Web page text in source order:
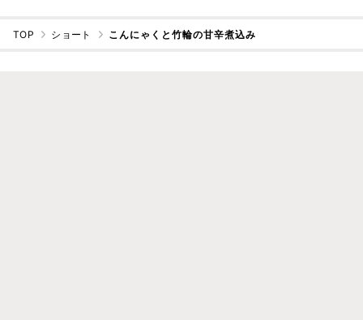
TOP ショート こんにゃくと竹輪の甘辛煮込み